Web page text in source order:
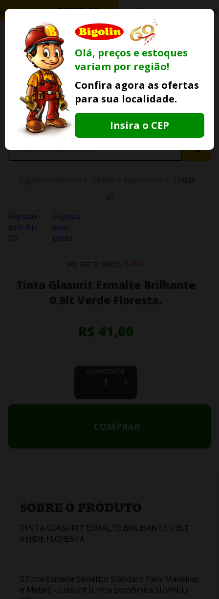
Informeseu CEP
Olá, preços e estoques
variam por região!
Confira agora as ofertas
para sua localidade.
Insira o CEP
Ofertas
Lojas Fisicas
Conta
Whatsapp
SKU: 36712 MARCA: SUVINIL
R$ 41,00
COMPRAR
SOBRE O PRODUTO
TINTA GLASURIT ESMALTE BRILHANTE 0.9LT
VERDE FLORESTA
STinta Esmalte Sintético Standard Para Madeiras
e Metais - Glasurit (Linha Econômica SUVINIL) -